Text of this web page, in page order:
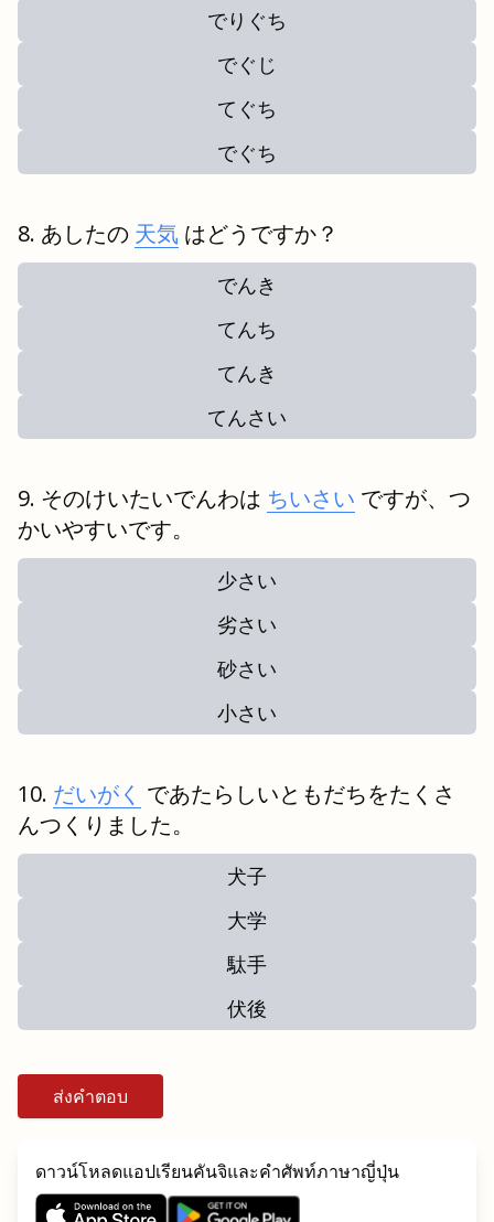
でりぐち
でぐじ
てぐち
でぐち
あしたの 天気 はどうですか？
でんき
てんち
てんき
てんさい
そのけいたいでんわは ちいさい ですが、つ
かいやすいです。
少さい
劣さい
砂さい
小さい
だいがく であたらしいともだちをたくさ
んつくりました。
犬子
大学
駄手
伏後
ส่งคำตอบ
ดาวน์โหลดแอปเรียนคันจิและคำศัพท์ภาษาญี่ปุ่น